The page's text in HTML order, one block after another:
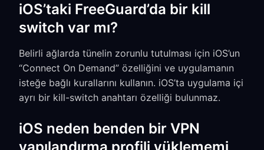
iOS’taki FreeGuard’da bir kill
switch var mı?
Belirli ağlarda tünelin zorunlu tutulması için iOS’un
“Connect On Demand” özelliğini ve uygulamanın
isteğe bağlı kurallarını kullanın. iOS’ta uygulama içi
ayrı bir kill-switch anahtarı özelliği bulunmaz.
iOS neden benden bir VPN